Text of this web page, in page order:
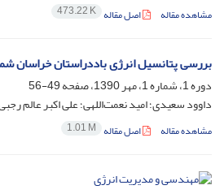
مشاهده مقاله اصل مقاله 473.22 K
بررسی پتانسیل انرژی باددراستان خراسان
دوره 1، شماره 1، مهر 1390، صفحه
49-56
داوود سعیدی؛ امید نعمت‌اللهی؛ علی اکبر عالم
مشاهده مقاله اصل مقاله 1.01 M